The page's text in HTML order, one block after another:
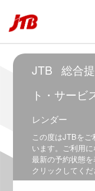
JTB
総合
ト・サービ
レンダー
この度はJTBをご
います。ご利用に
最新の予約状態
クリックしてくだ
6:00
～
6:00
7:00
6:30
7:30
7:00